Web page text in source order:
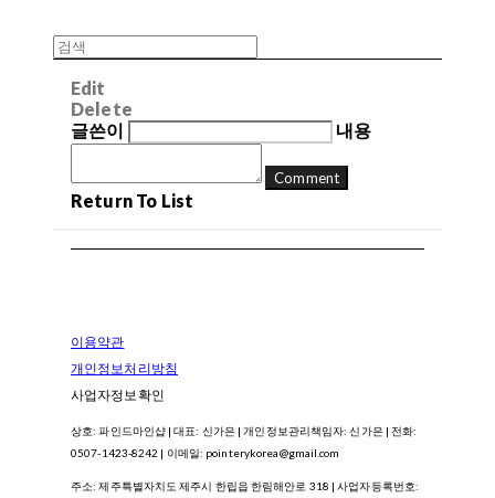
Edit
Delete
글쓴이
내용
Comment
Return To List
이용약관
개인정보처리방침
사업자정보확인
상호: 파인드마인샵 | 대표: 신가은 | 개인정보관리책임자: 신가은 | 전화:
0507-1423-8242 | 이메일: pointerykorea@gmail.com
주소: 제주특별자치도 제주시 한립읍 한림해안로 318 | 사업자등록번호: